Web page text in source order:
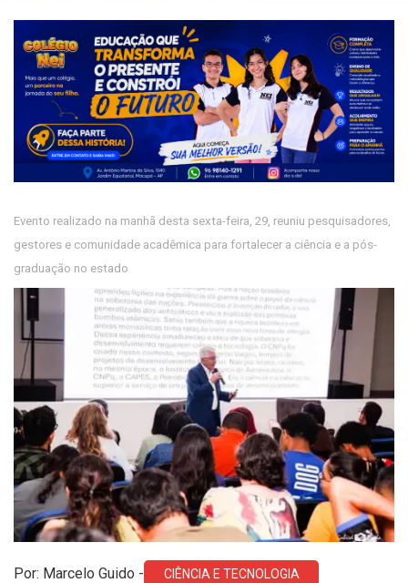
Evento realizado na manhã desta sexta-feira, 29, reuniu pesquisadores,
gestores e comunidade acadêmica para fortalecer a ciência e a pós-
graduação no estado
Por: Marcelo Guido - CIÊNCIA E TECNOLOGIA